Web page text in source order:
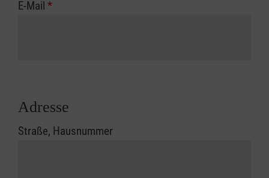
E-Mail *
Adresse
Straße, Hausnummer